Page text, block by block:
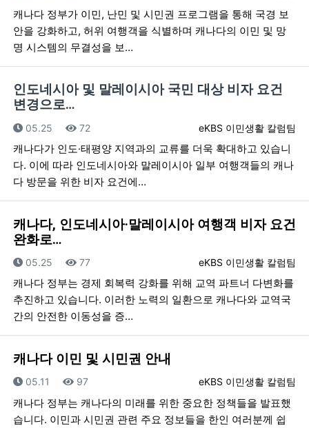
캐나다 정부가 이민, 난민 및 시민권 프로그램을 통해 국경 보
안을 강화하고, 허위 여행객을 식별하며 캐나다의 이민 및 망
명 시스템의 무결성을 보…
인도네시아 및 말레이시아 국민 대상 비자 요건
변경으로…
등록자
eKBS 이민생활 칼럼팀
등록일
05.25 조회
72
캐나다가 인도·태평양 지역과의 교류를 더욱 확대하고 있습니
다. 이에 따라 인도네시아와 말레이시아 일부 여행객들의 캐나
다 방문을 위한 비자 요건에…
캐나다, 인도네시아·말레이시아 여행객 비자 요건
완화로…
등록자
eKBS 이민생활 칼럼팀
등록일
05.25 조회
77
캐나다 정부는 경제 회복력 강화를 위해 교역 파트너 다변화를
추진하고 있습니다. 이러한 노력의 일환으로 캐나다와 교역국
간의 안전한 이동성을 증…
캐나다 이민 및 시민권 안내
등록자
eKBS 이민생활 칼럼팀
등록일
05.11 조회
97
캐나다 정부는 캐나다의 미래를 위한 중요한 정책들을 발표했
습니다. 이민과 시민권 관련 주요 정보들을 한인 여러분께 쉽